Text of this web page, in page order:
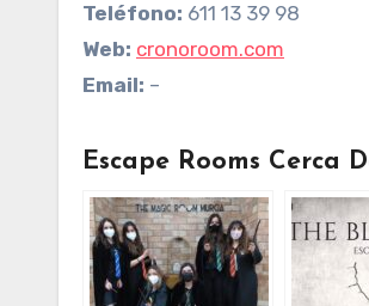
Teléfono: 611 13 39 98
Web: cronoroom.com
Email: –
Escape Rooms Cerca